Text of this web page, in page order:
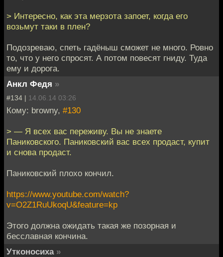
> Интересно, как эта мерзота запоет, когда его
возьмут таки в плен?
Подозреваю, спеть гадёныш сможет не много. Ровно
то, что у него спросят. А потом повесят гниду. Туда
ему и дорога.
Анкл Федя »
#134 | 14.06.14 03:26
Кому: browny, #130
> — Я всех вас переживу. Вы не знаете
Паниковского. Паниковский вас всех продаст, купит
и снова продаст.
Паниковский плохо кончил.
https://www.youtube.com/watch?
v=O2Z1RuUkoqU&feature=kp
Этого должна ожидать такая же позорная и
бесславная кончина.
Утконосиха »